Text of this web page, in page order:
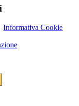
Informativa Cookie